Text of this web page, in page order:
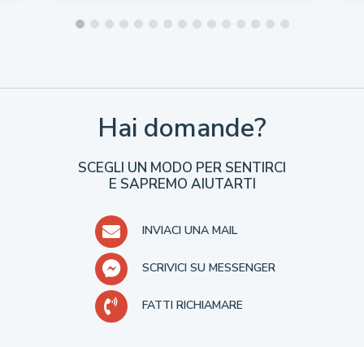
Hai domande?
SCEGLI UN MODO PER SENTIRCI
E SAPREMO AIUTARTI
INVIACI UNA MAIL
SCRIVICI SU MESSENGER
FATTI RICHIAMARE